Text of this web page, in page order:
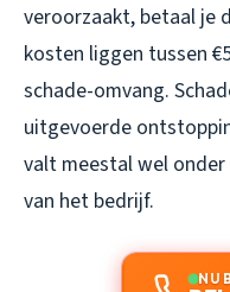
veroorzaakt, betaal je
kosten liggen tussen
schade-omvang.
uitgevoerde
valt meestal wel
van het bedrijf.
NU